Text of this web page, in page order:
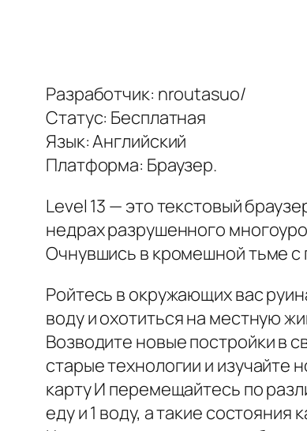
Разработчик: nroutasuo/
Статус: Бесплатная
Язык: Английский
Платформа: Браузер.
Level 13 — это текстовый
недрах разрушенного
Очнувшись в кромешной тьме с
Ройтесь в окружающих вас
воду и охотиться на местную
Возводите новые постройки в
старые технологии и
карту И перемещайтесь по
еду и 1 воду, а такие